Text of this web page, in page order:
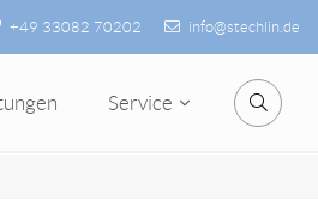
+49 33082 70202 info@stechlin.de
Service Suche